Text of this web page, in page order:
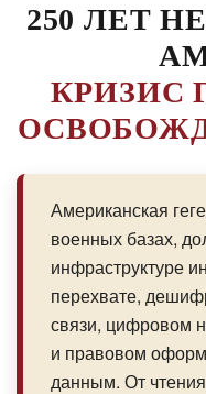
250 ЛЕТ
КРИЗИС
Американская
военных базах,
инфраструктуре
перехвате,
связи, цифровом
и правовом
данным. От